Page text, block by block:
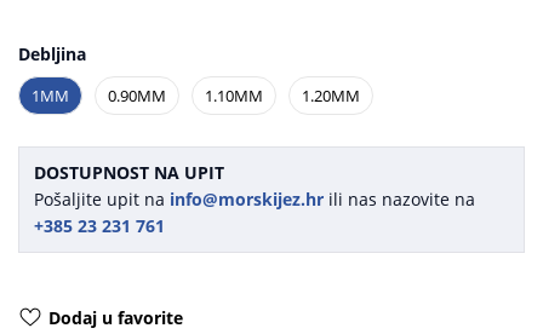
Debljina
1MM 0.90MM 1.10MM 1.20MM
DOSTUPNOST NA UPIT
Pošaljite upit na info@morskijez.hr ili nas nazovite na
+385 23 231 761
Dodaj u favorite